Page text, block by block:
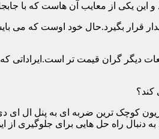
قرار بگیرد.حال خود اوست که می
گران قیمت تر است.ایراداتی
کند؟
کوچک ترین ضربه ای به پنل ال
دنبال راه حل هایی برای جلوگیری از